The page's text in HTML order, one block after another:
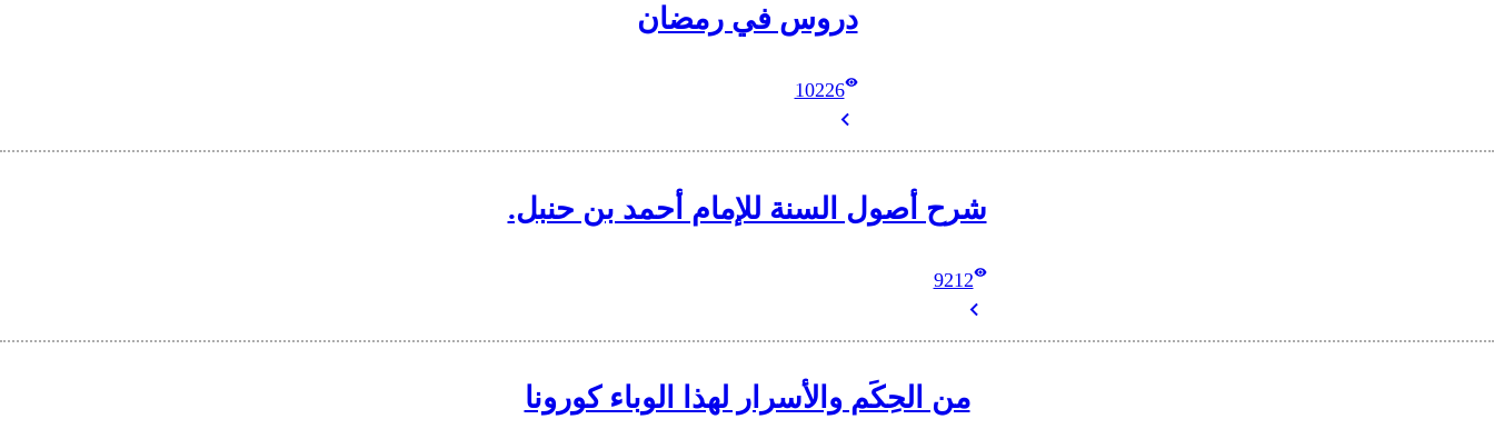
دروس في رمضان
10226
شرح أصول السنة للإمام أحمد بن حنبل.
9212
من الحِكَم والأسرار لهذا الوباء كورونا